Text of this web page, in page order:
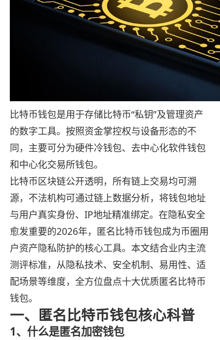
比特币钱包是用于存储比特币“私钥”及管理资产
的数字工具。按照资金掌控权与设备形态的不
同，主要可分为硬件冷钱包、去中心化软件钱包
和中心化交易所钱包。
比特币区块链公开透明，所有链上交易均可溯
源，不法机构可通过链上数据分析，将钱包地址
与用户真实身份、IP地址精准绑定。在隐私安全
愈发重要的2026年，匿名比特币钱包成为币圈用
户资产隐私防护的核心工具。本文结合业内主流
测评标准，从隐私技术、安全机制、易用性、适
配场景等维度，全方位盘点十大优质匿名比特币
钱包。
一、匿名比特币钱包核心科普
1、什么是匿名加密钱包